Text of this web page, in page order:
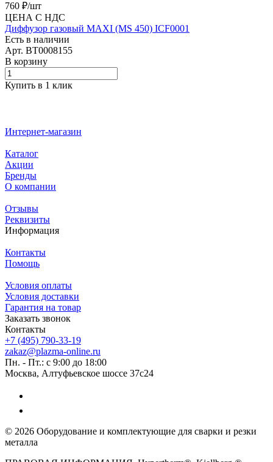
760 ₽/шт
ЦЕНА С НДС
Диффузор газовый MAXI (MS 450) ICF0001
Есть в наличии
Арт. BT0008155
В корзину
Купить в 1 клик
Интернет-магазин
Каталог
Акции
Бренды
О компании
Отзывы
Реквизиты
Информация
Контакты
Помощь
Условия оплаты
Условия доставки
Гарантия на товар
Заказать звонок
Контакты
+7 (495) 790-33-19
zakaz@plazma-online.ru
Пн. - Пт.: с 9:00 до 18:00
Москва, Алтуфьевское шоссе 37с24
© 2026 Оборудование и комплектующие для сварки и резки
металла